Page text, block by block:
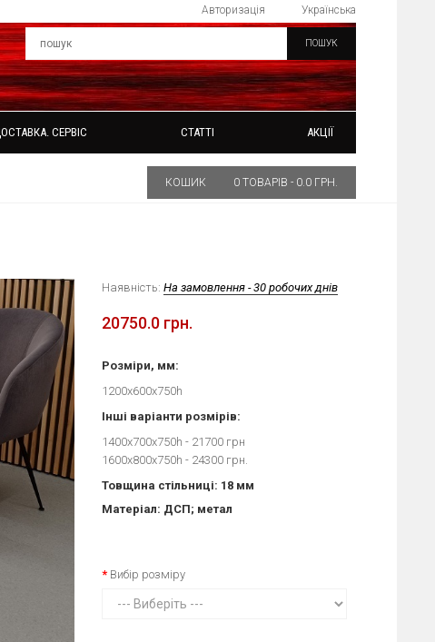
Українська
Авторизація
ПОШУК
СЕРВІС СТАТТІ АКЦІЇ
КОШИК 0 ТОВАРІВ - 0.0 ГРН.
Наявність: На замовлення - 30 робочих днів
20750.0 грн.
Розміри, мм:
1200х600х750h
Інші варіанти розмірів:
1400х700х750h - 21700 грн
1600х800х750h - 24300 грн.
Товщина стільниці: 18 мм
Матеріал: ДСП; метал
Вибір розміру